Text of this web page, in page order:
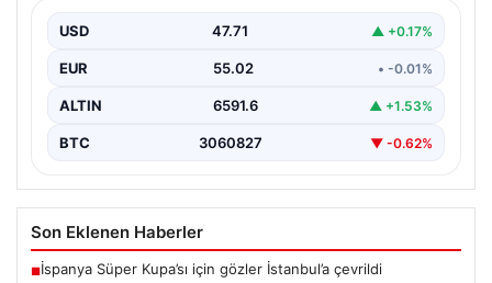
USD 47.71 ▲ +0.17%
EUR 55.02 • -0.01%
ALTIN 6591.6 ▲ +1.53%
BTC 3060827 ▼ -0.62%
Son Eklenen Haberler
■İspanya Süper Kupa’sı için gözler İstanbul’a çevrildi